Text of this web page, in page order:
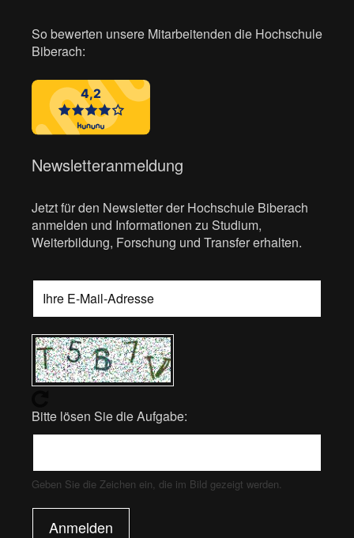
So bewerten unsere Mitarbeitenden die Hochschule
Biberach:
Newsletteranmeldung
Jetzt für den Newsletter der Hochschule Biberach
anmelden und Informationen zu Studium,
Weiterbildung, Forschung und Transfer erhalten.
Bitte lösen Sie die Aufgabe:
Geben Sie die Zeichen ein, die im Bild gezeigt werden.
Anmelden